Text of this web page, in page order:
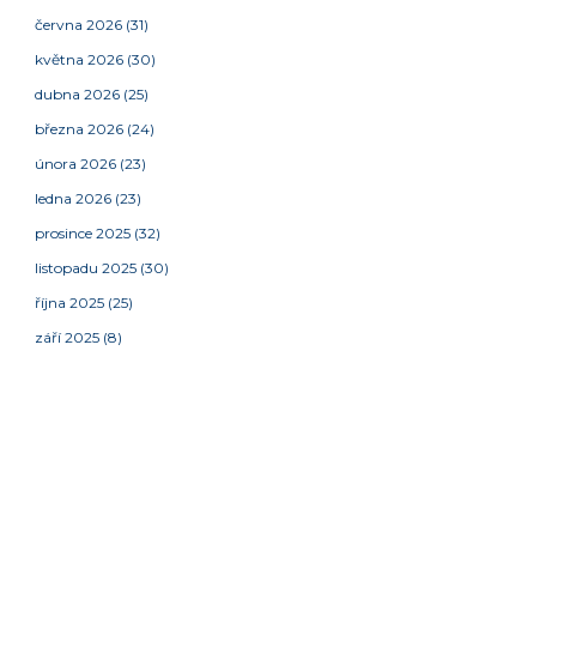
června 2026 (31)
května 2026 (30)
dubna 2026 (25)
března 2026 (24)
února 2026 (23)
ledna 2026 (23)
prosince 2025 (32)
listopadu 2025 (30)
října 2025 (25)
září 2025 (8)